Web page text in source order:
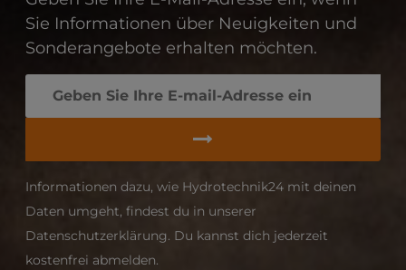
Sie Informationen über Neuigkeiten und
Sonderangebote erhalten möchten.
Informationen dazu, wie Hydrotechnik24 mit deinen
Daten umgeht, findest du in unserer
Datenschutzerklärung. Du kannst dich jederzeit
kostenfrei abmelden.